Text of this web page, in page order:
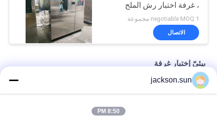
، غرفة اختبار رش الملح
AC220V
negotiable MOQ:1 مجموعة
الاتصال
بيئيّ إختبار غرفة
غرفة الاختبار البيئي بالمياه المبردة 50 هرتز
jackson.sun
8:50 PM